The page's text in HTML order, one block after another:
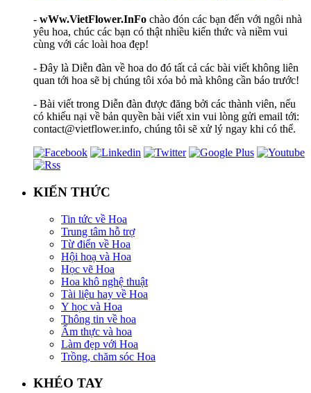
- wWw.VietFlower.InFo chào đón các bạn đến với ngôi nhà
yêu hoa, chúc các bạn có thật nhiều kiến thức và niềm vui
cùng với các loài hoa đẹp!
- Đây là Diễn đàn về hoa do đó tất cả các bài viết không liên
quan tới hoa sẽ bị chúng tôi xóa bỏ mà không cần báo trước!
- Bài viết trong Diễn đàn được đăng bởi các thành viên, nếu
có khiếu nại về bản quyền bài viết xin vui lòng gửi email tới:
contact@vietflower.info, chúng tôi sẽ xử lý ngay khi có thể.
KIẾN THỨC
Tin tức về Hoa
Trung tâm hỗ trợ
Từ điển về Hoa
Hội hoạ và Hoa
Học vẽ Hoa
Hoa khô nghệ thuật
Tài liệu hay về Hoa
Y học và Hoa
Thông tin về hoa
Ẩm thực và hoa
Làm đẹp với Hoa
Trồng, chăm sóc Hoa
KHÉO TAY